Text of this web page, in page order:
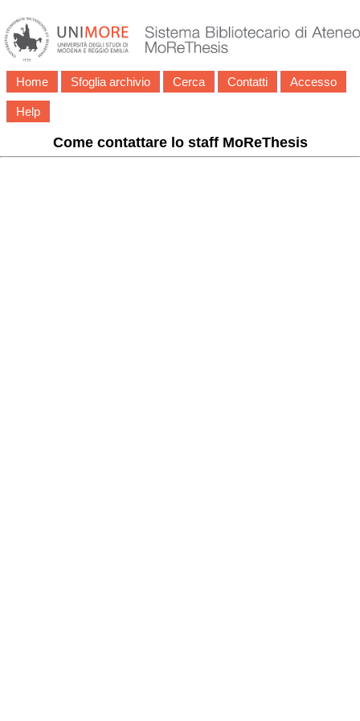
Home Sfoglia archivio Cerca Contatti Accesso
Help
Come contattare lo staff MoReThesis